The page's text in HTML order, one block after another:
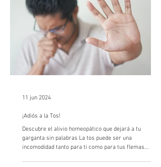
¡Adiós a la Tos!
Descubre el alivio homeopático que dejará a tu
garganta sin palabras La tos puede ser una
incomodidad tanto para ti como para tus flemas...
11 jun 2024